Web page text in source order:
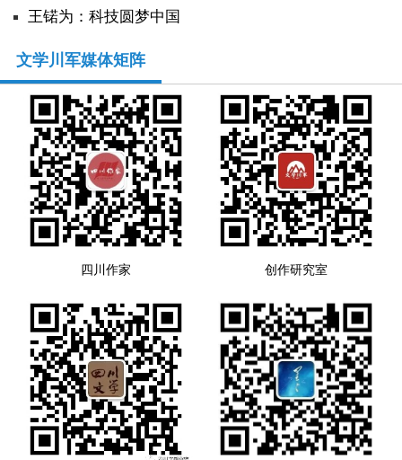
王锘为：科技圆梦中国
文学川军媒体矩阵
四川作家 创作研究室